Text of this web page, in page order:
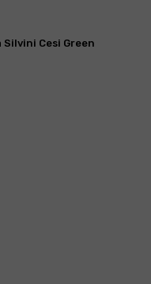
Cesi Green